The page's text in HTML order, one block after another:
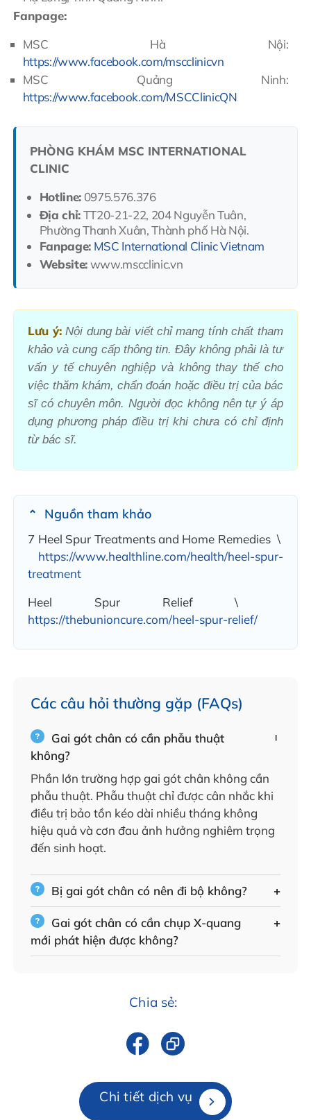
Fanpage:
MSC Hà Nội:
https://www.facebook.com/mscclinicvn
MSC Quảng Ninh:
https://www.facebook.com/MSCClinicQN
PHÒNG KHÁM MSC INTERNATIONAL
CLINIC
Hotline:0975.576.376
Địa chỉ:TT20-21-22, 204 Nguyễn Tuân,
Phường Thanh Xuân, Thành phố Hà Nội.
Fanpage: MSC International Clinic Vietnam
Website:www.mscclinic.vn
Lưu ý:Nội dung bài viết chỉ mang tính chất tham
khảo và cung cấp thông tin. Đây không phải là tư
vấn y tế chuyên nghiệp và không thay thế cho
việc thăm khám, chẩn đoán hoặc điều trị của bác
sĩ có chuyên môn. Người đọc không nên tự ý áp
dụng phương pháp điều trị khi chưa có chỉ định
từ bác sĩ.
Nguồn tham khảo
7 Heel Spur Treatments and Home Remedies \
https://www.healthline.com/health/heel-spur-
treatment
Heel Spur Relief \
https://thebunioncure.com/heel-spur-relief/
Các câu hỏi thường gặp (FAQs)
Gai gót chân có cần phẫu thuật
không?
Phần lớn trường hợp gai gót chân không cần
phẫu thuật. Phẫu thuật chỉ được cân nhắc khi
điều trị bảo tồn kéo dài nhiều tháng không
hiệu quả và cơn đau ảnh hưởng nghiêm trọng
đến sinh hoạt.
Bị gai gót chân có nên đi bộ không?
Gai gót chân có cần chụp X-quang
mới phát hiện được không?
Chia sẻ:
Chi tiết dịch vụ